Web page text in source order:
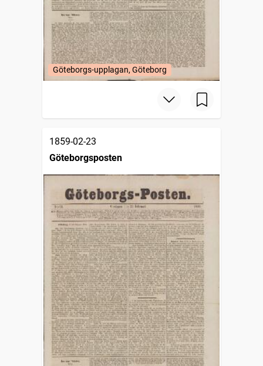
Göteborgs-upplagan, Göteborg
1859-02-23
Göteborgsposten